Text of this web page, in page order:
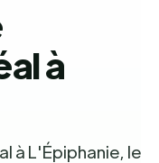
à
à L'Épiphanie, le